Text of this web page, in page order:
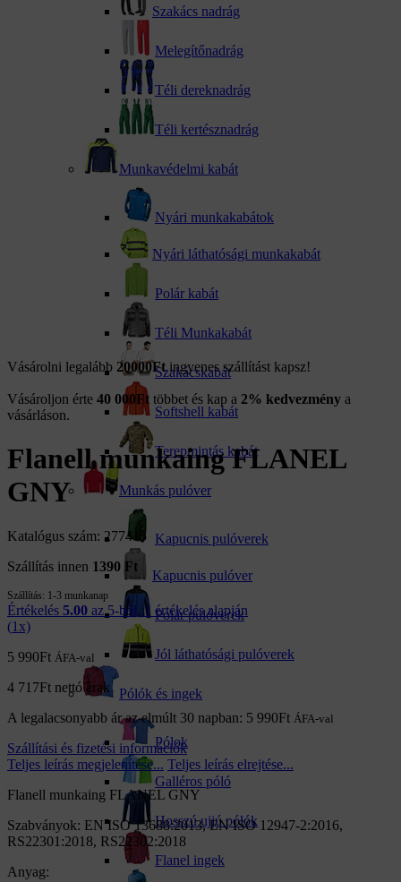
Szakács nadrág
Melegítőnadrág
Téli dereknadrág
Téli kertésznadrág
Munkavédelmi kabát
Nyári munkakabátok
Nyári láthatósági munkakabát
Polár kabát
Téli Munkakabát
Szakácskabát
Softshell kabát
Terepmintás kabát
Munkás pulóver
Kapucnis pulóverek
Kapucnis pulóver
Polár pulóverek
Jól láthatósági pulóverek
Pólók és ingek
Pólok
Galléros póló
Hosszú ujjú pólók
Flanel ingek
kattints a kinagyításhoz
Vásárolni legalább 20000Ftingyenes szállítást kapsz!
Vásároljon érte 40 000Ft többet és kap a 2% kedvezmény a
vásárláson.
Flanell munkaing FLANEL
GNY
Katalógus szám: 277415
Szállítás innen 1390 Ft
Szállítás: 1-3 munkanap
Értékelés 5.00 az 5-ből, 1 értékelés alapján
(1 x)
5 990Ft ÁFA-val
4 717Ft nettó árak
A legalacsonyabb ár az elmúlt 30 napban: 5 990Ft ÁFA-val
Szállítási és fizetési információk
Teljes leírás megjelenítése... Teljes leírás elrejtése...
Flanell munkaing FLANEL GNY
Szabványok: EN ISO 13688:2013, EN ISO 12947-2:2016,
RS22301:2018, RS22302:2018
Anyag: